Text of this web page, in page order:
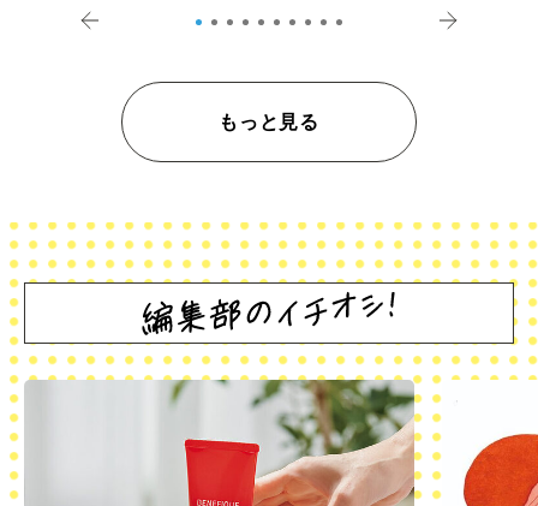
もっと見る